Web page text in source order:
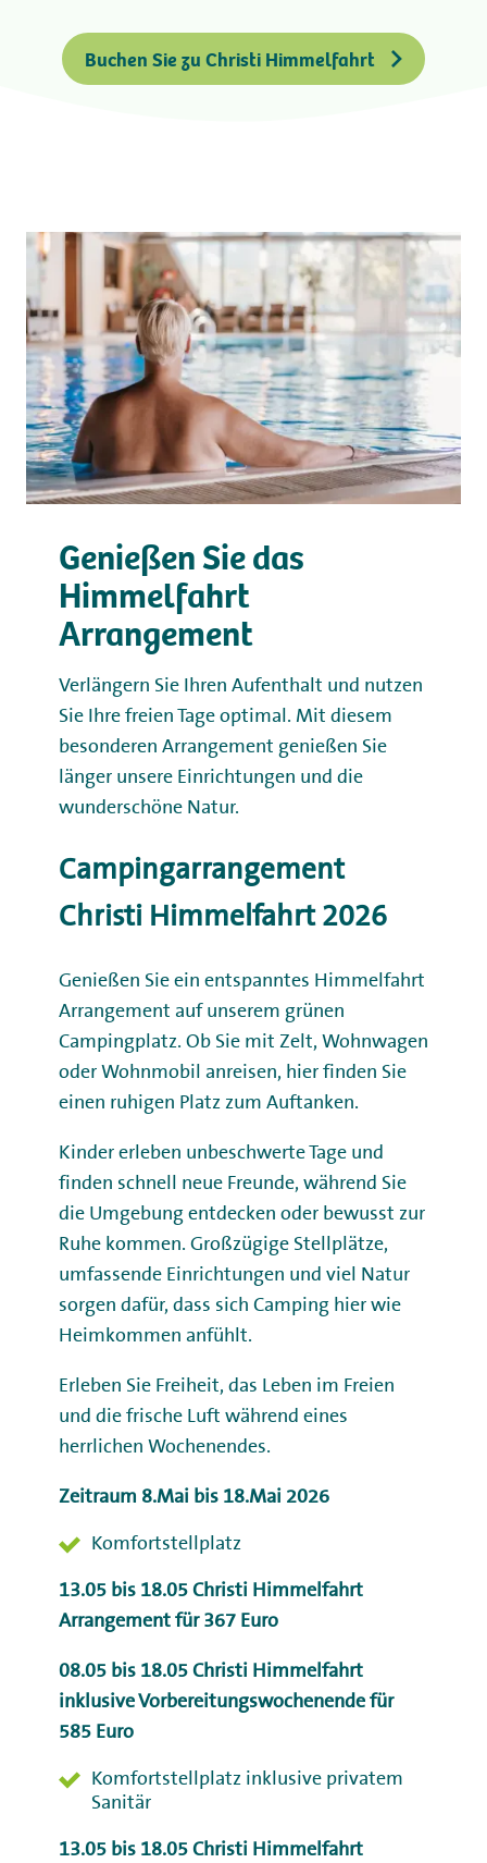
Buchen Sie zu Christi Himmelfahrt
Genießen Sie das
Himmelfahrt
Arrangement
Verlängern Sie Ihren Aufenthalt und nutzen
Sie Ihre freien Tage optimal. Mit diesem
besonderen Arrangement genießen Sie
länger unsere Einrichtungen und die
wunderschöne Natur.
Campingarrangement
Christi Himmelfahrt 2026
Genießen Sie ein entspanntes Himmelfahrt
Arrangement auf unserem grünen
Campingplatz. Ob Sie mit Zelt, Wohnwagen
oder Wohnmobil anreisen, hier finden Sie
einen ruhigen Platz zum Auftanken.
Kinder erleben unbeschwerte Tage und
finden schnell neue Freunde, während Sie
die Umgebung entdecken oder bewusst zur
Ruhe kommen. Großzügige Stellplätze,
umfassende Einrichtungen und viel Natur
sorgen dafür, dass sich Camping hier wie
Heimkommen anfühlt.
Erleben Sie Freiheit, das Leben im Freien
und die frische Luft während eines
herrlichen Wochenendes.
Zeitraum 8.Mai bis 18.Mai 2026
Komfortstellplatz
13.05 bis 18.05 Christi Himmelfahrt
Arrangement für 367 Euro
08.05 bis 18.05 Christi Himmelfahrt
inklusive Vorbereitungswochenende für
585 Euro
Komfortstellplatz inklusive privatem
Sanitär
13.05 bis 18.05 Christi Himmelfahrt